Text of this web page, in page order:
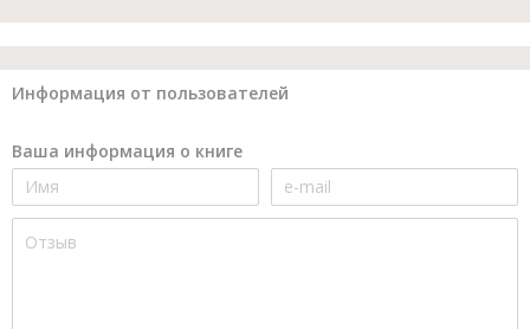
Информация от пользователей
Ваша информация о книге